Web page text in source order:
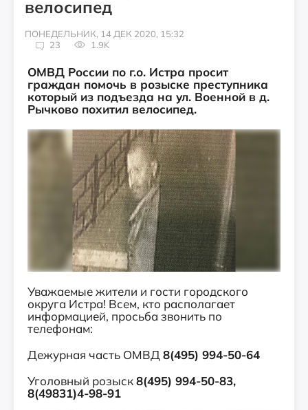
велосипед
ПОНЕДЕЛЬНИК, 14 ДЕК 2020, 15:32
23
1.9K
ОМВД России по г.о. Истра просит
граждан помочь в розыске преступника
который из подъезда на ул. Военной в д.
Рычково похитил велосипед.
Уважаемые жители и гости городского
округа Истра! Всем, кто располагает
информацией, просьба звонить по
телефонам:
Дежурная часть ОМВД 8(495) 994-50-64
Уголовный розыск8(495) 994-50-83,
8(49831)4-98-91